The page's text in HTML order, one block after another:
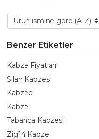
Benzer Etiketler
Kabze Fiyatları
Silah Kabzesi
Kabzeci
Kabze
Tabanca Kabzesi
Zig14 Kabze